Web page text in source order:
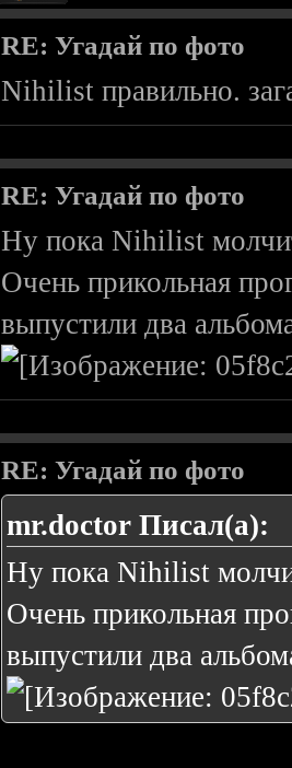
RE: Угадай по фото
Nihilist правильно.
RE: Угадай по фото
Ну пока Nihilist
Очень прикольная
выпустили два
RE: Угадай по фото
mr.doctor Писал(а):
Ну пока Nihilist
Очень прикольная
выпустили два